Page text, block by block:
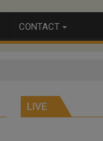
CONTACT
LIVE